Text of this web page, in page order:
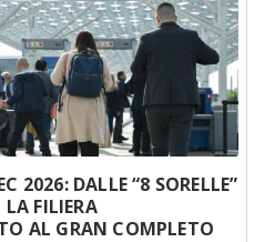
2026: DALLE “8 SORELLE”
FILIERA
AL GRAN COMPLETO